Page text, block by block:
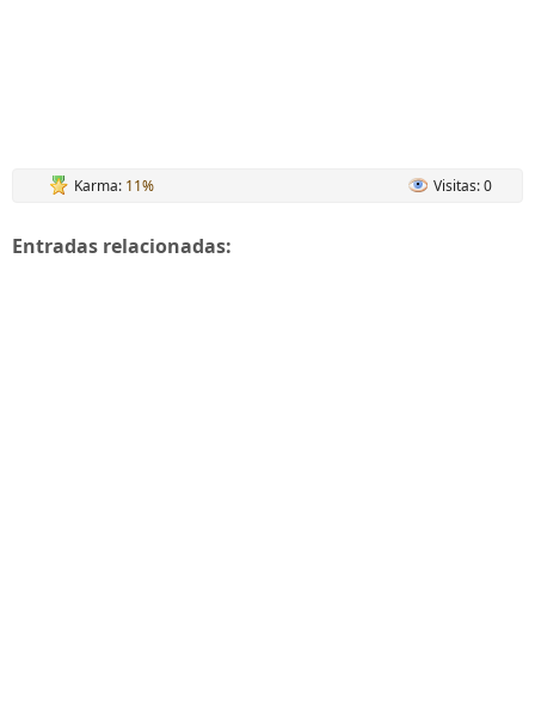
Karma: 11% Visitas: 0
Entradas relacionadas: